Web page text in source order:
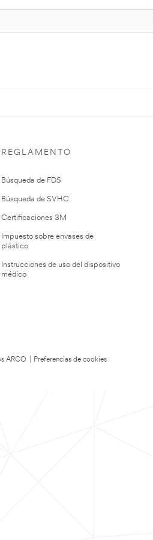
REGLAMENTO
Búsqueda de FDS
Búsqueda de SVHC
Certificaciones 3M
Impuesto sobre envases de
plástico
Instrucciones de uso del dispositivo
médico
ARCO
Preferencias de cookies